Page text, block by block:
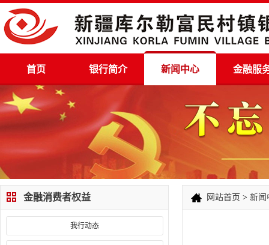
首页 银行简介 新闻中心 金融服
金融消费者权益
我行动态
网站首页 > 新闻